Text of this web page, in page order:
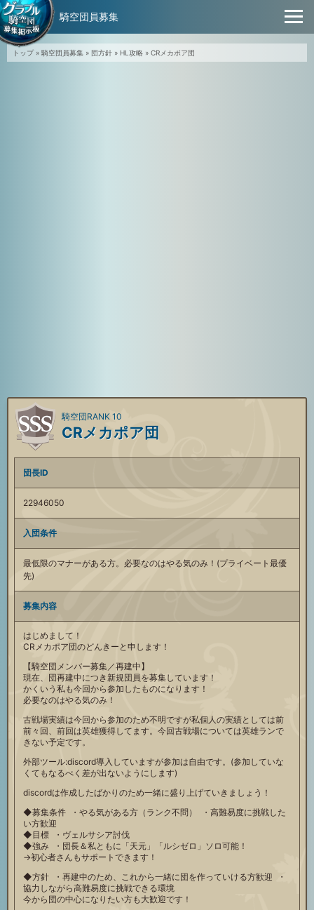
トップ» 騎空団員募集 » 団方針 » HL攻略 » CRメカポア団
CRメカポア団
騎空団RANK 10
団長ID
22946050
入団条件
最低限のマナーがある方。必要なのはやる気のみ！(プライベート最優
先)
募集内容
はじめまして！
CRメカポア団のどんきーと申します！
【騎空団メンバー募集／再建中】
現在、団再建中につき新規団員を募集しています！
かくいう私も今回から参加したものになります！
必要なのはやる気のみ！
古戦場実績は今回から参加のため不明ですが私個人の実績としては前
前々回、前回は英雄獲得してます。今回古戦場については英雄ランで
きない予定です。
外部ツール:discord導入していますが参加は自由です。(参加していな
くてもなるべく差が出ないようにします)
discordは作成したばかりのため一緒に盛り上げていきましょう！
◆募集条件 ・やる気がある方（ランク不問） ・高難易度に挑戦した
い方歓迎
◆目標 ・ヴェルサシア討伐
◆強み ・団長＆私ともに「天元」「ルシゼロ」ソロ可能！
→初心者さんもサポートできます！
◆方針 ・再建中のため、これから一緒に団を作っていける方歓迎 ・
協力しながら高難易度に挑戦できる環境
今から団の中心になりたい方も大歓迎です！
騎空団員募集